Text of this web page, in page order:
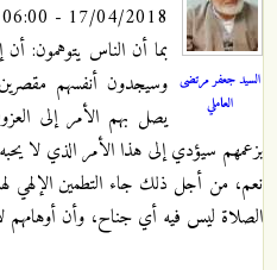
السيد جعفر مرتضى
العاملي
17/04/2018 - 06:00
بما أن الناس يتوهمون:
وسيجدون أنفسهم
يصل بهم الأمر إلى
بزعمهم سيؤدي إلى هذا الأمر الذي لا يحبه
نعم، من أجل ذلك جاء التطمين الإلهي
الصلاة ليس فيه أي جناح، وأن أوهامهم